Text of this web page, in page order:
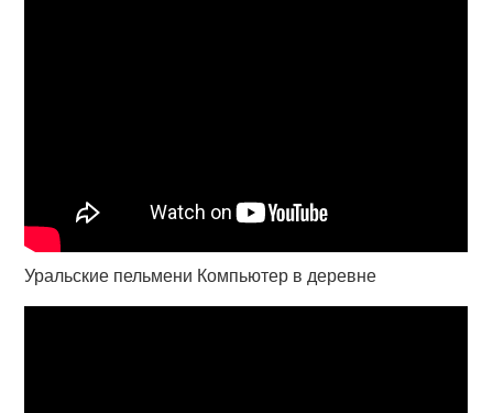
Уральские пельмени Компьютер в деревне